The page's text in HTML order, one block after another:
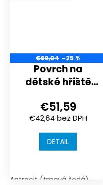
€69,04 –25 %
Povrch na
dětské hřiště
sportoviště |
1000x1000x40
mm | spojení
puzzle
€42,64 bez DPH
€51,59
DETAIL
Antracit (tmavá šedá)